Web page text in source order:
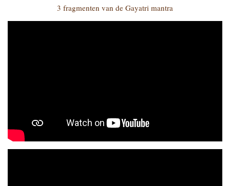
3 fragmenten van de Gayatri mantra